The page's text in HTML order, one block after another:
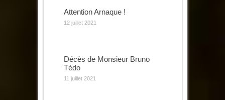
Attention Arnaque !
12 juillet 2021
Décès de Monsieur Bruno
Tédo
11 juillet 2021